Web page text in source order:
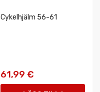
Cykelhjälm 56-61
61,99 €